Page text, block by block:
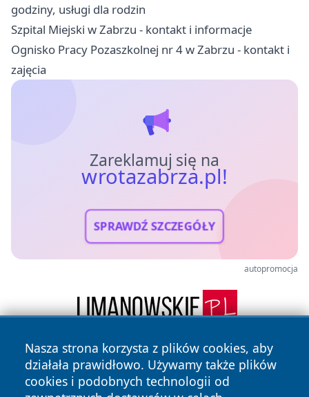
godziny, usługi dla rodzin
Szpital Miejski w Zabrzu - kontakt i informacje
Ognisko Pracy Pozaszkolnej nr 4 w Zabrzu - kontakt i
zajęcia
Zareklamuj się na
wrotazabrza.pl!
SPRAWDŹ SZCZEGÓŁY
autopromocja
Nasza strona korzysta z plików cookies, aby
działała prawidłowo. Używamy także plików
cookies i podobnych technologii od